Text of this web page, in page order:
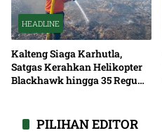
HEADLINE
Kalteng Siaga Karhutla,
Satgas Kerahkan Helikopter
Blackhawk hingga 35 Regu
PILIHAN EDITOR